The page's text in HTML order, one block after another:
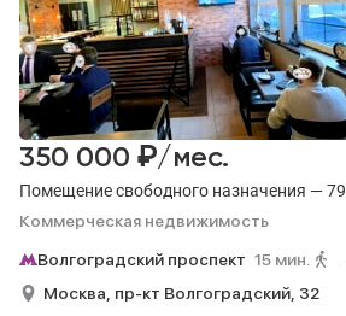
Помещение свободного назначения —
Коммерческая недвижимость
350 000 ₽/мес.
Волгоградский проспект 15 мин.
Москва, пр-кт Волгоградский, 32